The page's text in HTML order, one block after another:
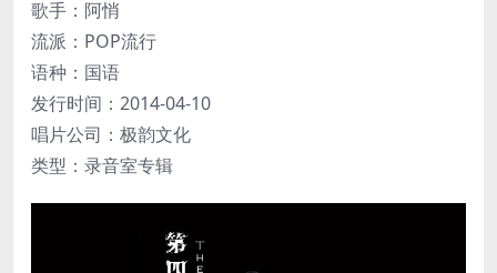
歌手：阿悄
流派：POP流行
语种：国语
发行时间：2014-04-10
唱片公司：极韵文化
类型：录音室专辑